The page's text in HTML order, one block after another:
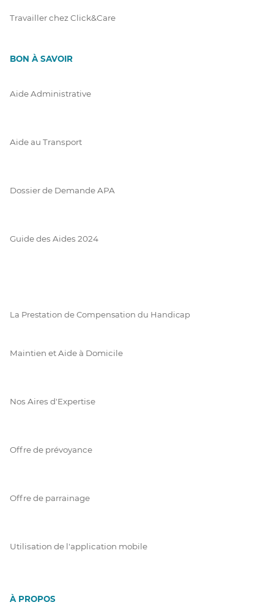
Travailler chez Click&Care
BON À SAVOIR
Aide Administrative
Aide au Transport
Dossier de Demande APA
Guide des Aides 2024
La Prestation de Compensation du Handicap
Maintien et Aide à Domicile
Nos Aires d'Expertise
Offre de prévoyance
Offre de parrainage
Utilisation de l'application mobile
À PROPOS